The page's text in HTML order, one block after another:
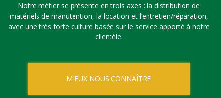
Notre métier se présente en trois axes : la distribution de
matériels de manutention, la location et l’entretien/réparation,
avec une très forte culture basée sur le service apporté à notre
clientèle.
MIEUX NOUS CONNAÎTRE